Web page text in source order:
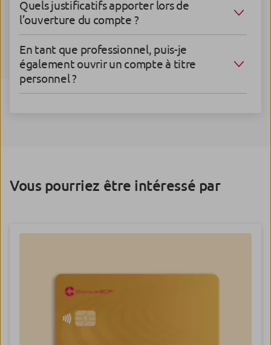
Quels justificatifs apporter lors de
l’ouverture du compte ?
En tant que professionnel, puis-je
également ouvrir un compte à titre
personnel ?
Vous pourriez être intéressé par